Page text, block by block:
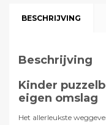
BESCHRIJVING
Beschrijving
Kinder
eigen omslag
Het allerleukste